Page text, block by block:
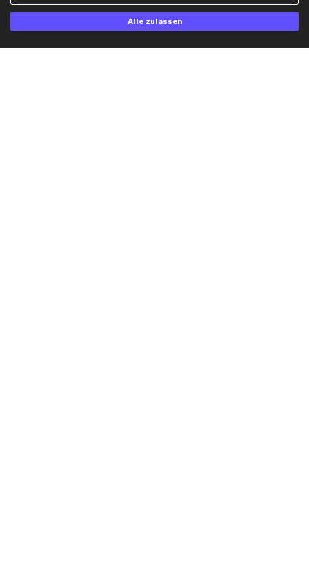
Seat Ersatzteile
Skoda Ersatzteile
VW Ersatzteile
Alle zulassen